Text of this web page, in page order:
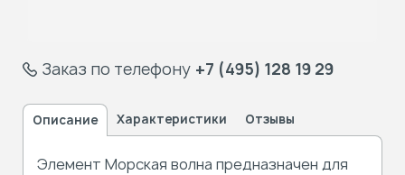
Заказ по телефону +7 (495) 128 19 29
Описание Характеристики Отзывы
Элемент Морская волна предназначен для